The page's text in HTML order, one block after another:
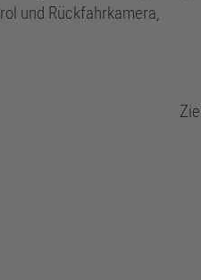
und Rückfahrkamera,